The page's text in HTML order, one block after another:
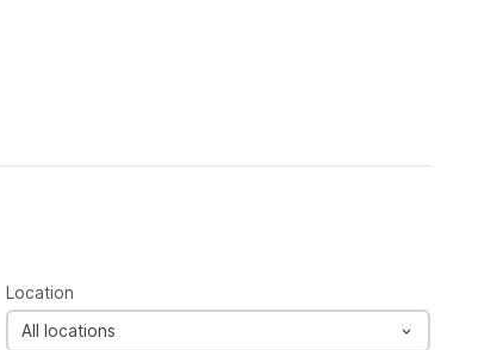
Location
All locations